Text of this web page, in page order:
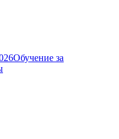
Обучение за